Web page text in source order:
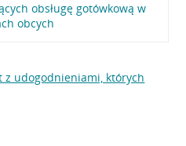
obsługę gotówkową w
obcych
z udogodnieniami, których